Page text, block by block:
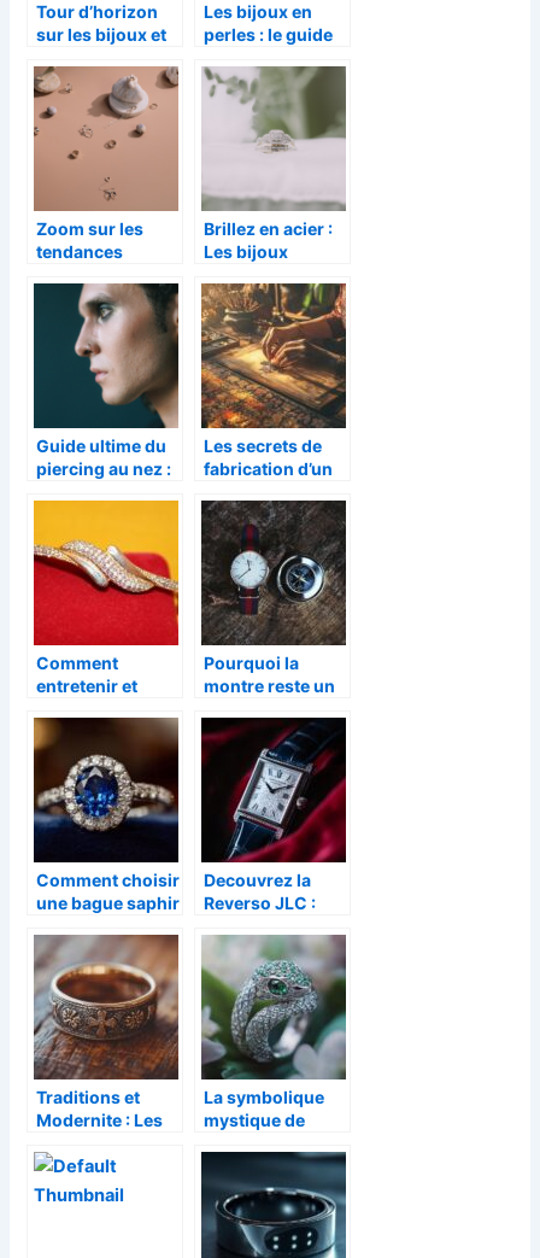
Tour d’horizon
sur les bijoux et
importance
Les bijoux en
perles : le guide
Zoom sur les
tendances
bijoux en pierres
naturelles
Brillez en acier :
Les bijoux
tendance
intemporelle
Guide ultime du
piercing au nez :
avant de passer a
l’action
Les secrets de
fabrication d’un
bijoux en
Thaïlande
Comment
entretenir et
durée de vie de
vos bijoux en
plaqué or
Pourquoi la
montre reste un
de la mode ?
Comment choisir
une bague saphir
et qualité
Decouvrez la
Reverso JLC :
intemporelle de
style, les
modeles
d’occasion les
plus recherches
Traditions et
Modernite : Les
Religieuses
Chretiennes
La symbolique
mystique de
ophidien en
joaillerie